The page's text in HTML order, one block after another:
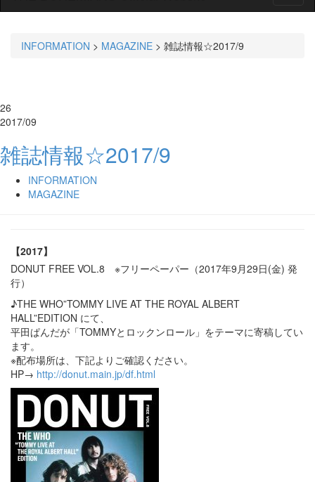
INFORMATION > MAGAZINE > 雑誌情報☆2017/9
26
2017/09
雑誌情報☆2017/9
INFORMATION
MAGAZINE
【2017】
DONUT FREE VOL.8 ※フリーペーパー（2017年9月29日(金) 発
行）
♪THE WHO”TOMMY LIVE AT THE ROYAL ALBERT
HALL”EDITION にて、
平田ぱんだが「TOMMYとロックンロール」をテーマに寄稿してい
ます。
※配布場所は、下記よりご確認ください。
HP→ http://donut.main.jp/df.html